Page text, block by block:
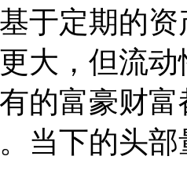
于定期的
大，但流
的富豪财
当下的头